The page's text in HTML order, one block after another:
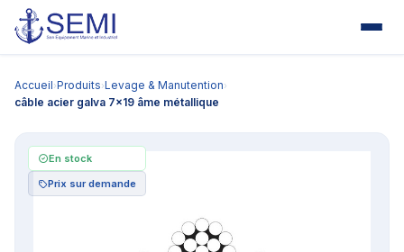
Accueil›Produits›Levage & Manutention›
câble acier galva 7x19 âme métallique
En stock
Prix sur demande